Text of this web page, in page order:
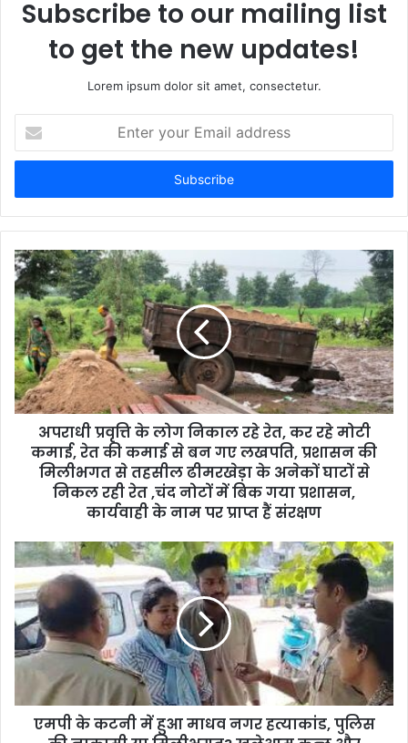
Subscribe to our mailing list
to get the new updates!
Lorem ipsum dolor sit amet, consectetur.
t
r
y
u
r
E
m
a
i
l
a
d
अपराधी प्रवृत्ति के लोग निकाल रहे रेत, कर रहे मोटी
कमाई, रेत की कमाई से बन गए लखपति, प्रशासन की
मिलीभगत से तहसील ढीमरखेड़ा के अनेकों घाटों से
निकल रही रेत ,चंद नोटों में बिक गया प्रशासन,
कार्यवाही के नाम पर प्राप्त हैं संरक्षण
एमपी के कटनी में हुआ माधव नगर हत्याकांड, पुलिस